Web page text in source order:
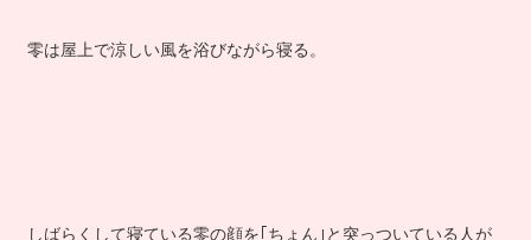
零は屋上で涼しい風を浴びながら寝る。
しばらくして寝ている零の顔を｢ちょん｣と突っついている人が